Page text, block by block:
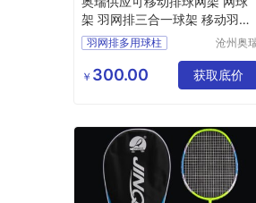
架 羽网排三合一球架 移动羽毛
球柱
羽网排多用球柱
气排球中
沧州奥
制造有
公司
￥ 300.00 获取底价